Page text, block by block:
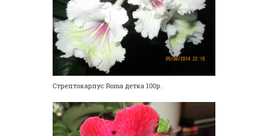
Стрептокарпус Roma детка 100р.